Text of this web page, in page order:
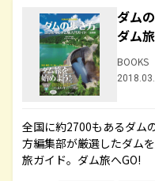
ダム
ダム
BOOKS
全国に約2700もあるダム
方編集部が厳選したダム
旅ガイド。ダム旅へGO!